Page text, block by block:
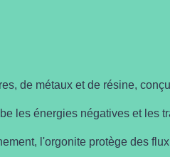
de métaux et de résine,
les énergies négatives et les
l'orgonite protège des